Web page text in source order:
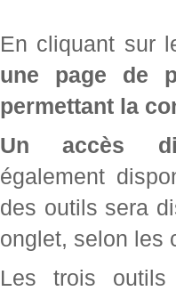
En cliquant sur
une page de
permettant la
Un accès
également
des outils sera
onglet, selon les
Les trois outils